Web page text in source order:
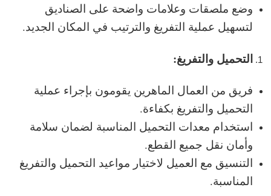
وضع ملصقات وعلامات واضحة على الصناديق
لتسهيل عملية التفريغ والترتيب في المكان الجديد.
التحميل والتفريغ:
فريق من العمال الماهرين يقومون بإجراء عملية
التحميل والتفريغ بكفاءة.
استخدام معدات التحميل المناسبة لضمان سلامة
وأمان نقل جميع القطع.
التنسيق مع العميل لاختيار مواعيد التحميل والتفريغ
المناسبة.